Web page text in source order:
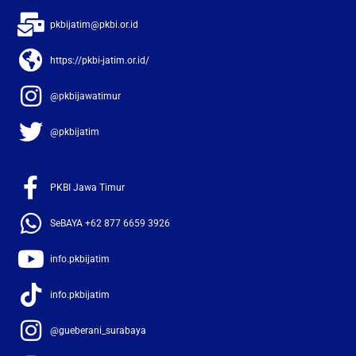
pkbijatim@pkbi.or.id
https://pkbi-jatim.or.id/
@pkbijawatimur
@pkbijatim
PKBI Jawa Timur
SeBAYA +62 877 6659 3926
info.pkbijatim
info.pkbijatim
@gueberani_surabaya